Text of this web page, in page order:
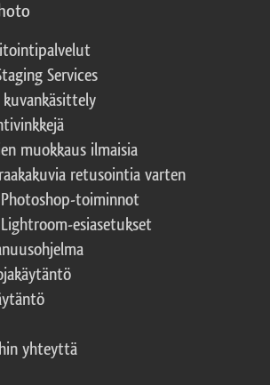
Services
muokkaus ilmaisia
retusointia varten
toiminnot
esiasetukset
yhteyttä